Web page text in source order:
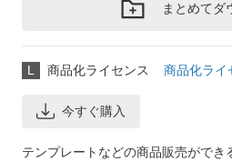
まとめてダ
L 商品化ライセンス 商品化ライ
今すぐ購入
テンプレートなどの商品販売ができ